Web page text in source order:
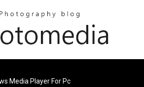
Media Player For Pc